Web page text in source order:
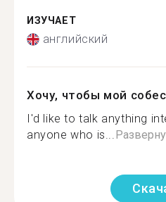
ИЗУЧАЕТ
английский
Хочу, чтобы мой
I'd like to talk anything
anyone who is...